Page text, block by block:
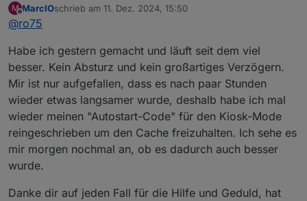
Ro75
M
Offline
MarcIOschrieb am 11. Dez. 2024, 15:50
zuletzt editiert von
@ro75
Habe ich gestern gemacht und läuft seit dem viel
besser. Kein Absturz und kein großartiges Verzögern.
Mir ist nur aufgefallen, dass es nach paar Stunden
wieder etwas langsamer wurde, deshalb habe ich mal
wieder meinen "Autostart-Code" für den Kiosk-Mode
reingeschrieben um den Cache freizuhalten. Ich sehe es
mir morgen nochmal an, ob es dadurch auch besser
wurde.
Danke dir auf jeden Fall für die Hilfe und Geduld, hat